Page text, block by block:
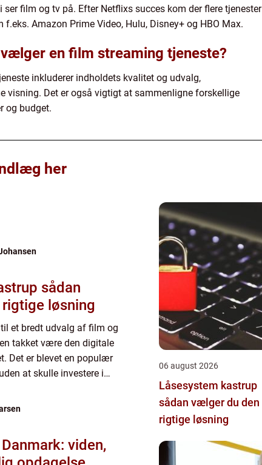
film og tv på. Efter Netflixs succes kom der flere tjenester
Amazon Prime Video, Hulu, Disney+ og HBO Max.
en film streaming tjeneste?
inkluderer indholdets kvalitet og udvalg,
visning. Det er også vigtigt at sammenligne forskellige
og budget.
her
sådan
løsning
et bredt udvalg af film og
takket være den digitale
Det er blevet en populær
at skulle investere i
viden,
06 august 2026
Låsesystem kastrup
sådan vælger du den
rigtige løsning